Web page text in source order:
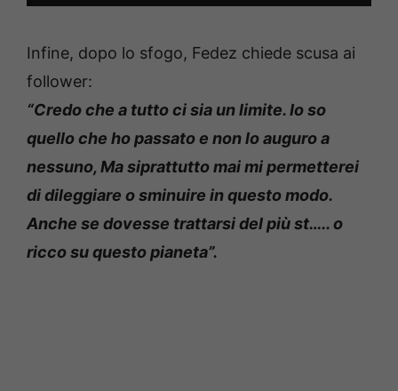
Infine, dopo lo sfogo, Fedez chiede scusa ai
follower:
“Credo che a tutto ci sia un limite. Io so
quello che ho passato e non lo auguro a
nessuno, Ma siprattutto mai mi permetterei
di dileggiare o sminuire in questo modo.
Anche se dovesse trattarsi del più st….. o
ricco su questo pianeta”.